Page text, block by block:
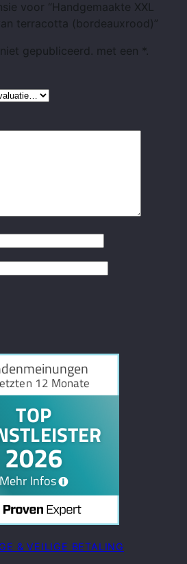
voor “Handgemaakte XXL
terracotta (bordeauxrood)”
gepubliceerd. met een *.
& VEILIGE BETALING